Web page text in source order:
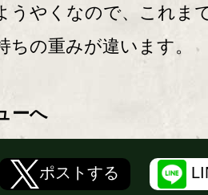
うやくなので、これま
ちの重みが違います。
ーへ
ポストする